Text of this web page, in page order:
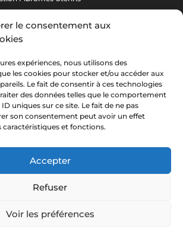
le consentement aux
expériences, nous utilisons des
les cookies pour stocker et/ou accéder aux
Le fait de consentir à ces technologies
des données telles que le comportement
uniques sur ce site. Le fait de ne pas
son consentement peut avoir un effet
caractéristiques et fonctions.
Accepter
Refuser
Voir les préférences
Nous
Interventionnels